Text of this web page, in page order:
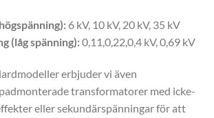
6 kV, 10 kV, 20 kV, 35 kV
(låg spänning):0,11,0,22,0,4 kV, 0,69 kV
erbjuder vi även
transformatorer med icke-
eller sekundärspänningar för att